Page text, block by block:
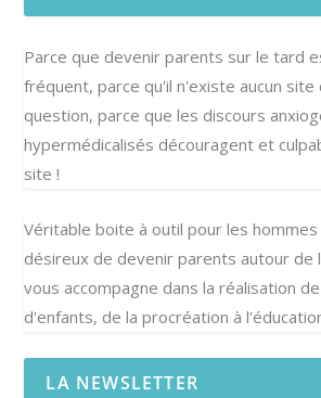
Parce que devenir parents sur le tard
fréquent, parce qu'il n'existe aucun
question, parce que les discours
hypermédicalisés découragent et
site !
Véritable boite à outil pour les
désireux de devenir parents autour de
vous accompagne dans la réalisation
d'enfants, de la procréation à
LA NEWSLETTER